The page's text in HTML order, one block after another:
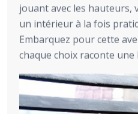
jouant avec les hauteurs,
un intérieur à la fois
Embarquez pour cette
chaque choix raconte une